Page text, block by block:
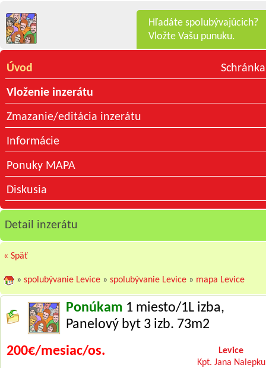
Hľadáte spolubývajúcich?
Vložte Vašu punuku.
Úvod
Vloženie inzerátu
Zmazanie/editácia inzerátu
Informácie
Ponuky MAPA
Diskusia
Detail inzerátu
« Späť
»spolubývanie Levice »spolubývanie Levice » mapa Levice
Ponúkam 1 miesto/1L izba,
Panelový byt 3 izb. 73m2
Levice
Kpt. Jana Nalepku
200€/mesiac/os.